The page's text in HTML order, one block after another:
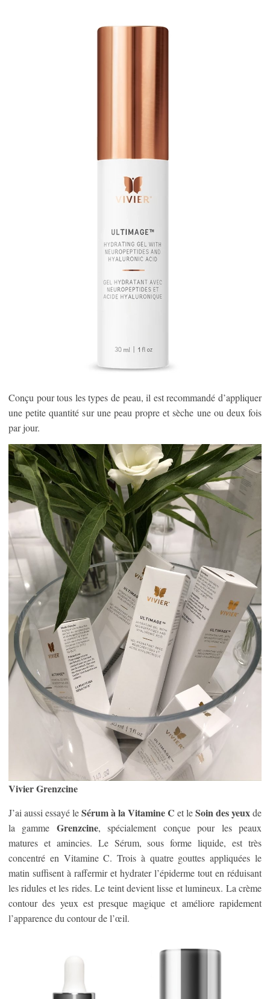
Conçu pour tous les types de peau, il est recommandé d’appliquer
une petite quantité sur une peau propre et sèche une ou deux fois
par jour.
Vivier Grenzcine
J’ai aussi essayé leSérum à la Vitamine C et leSoin des yeuxde
la gamme Grenzcine, spécialement conçue pour les peaux
matures et amincies. Le Sérum, sous forme liquide, est très
concentré en Vitamine C. Trois à quatre gouttes appliquées le
matin suffisent à raffermir et hydrater l’épiderme tout en réduisant
les ridules et les rides. Le teint devient lisse et lumineux. La crème
contour des yeux est presque magique et améliore rapidement
l’apparence du contour de l’œil.